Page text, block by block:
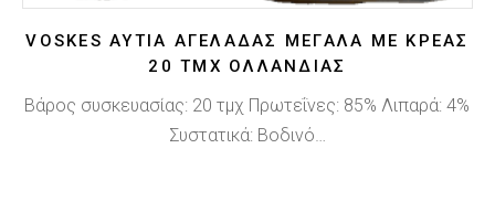
VOSKES ΑΥΤΙΆ ΑΓΕΛΆΔΑΣ ΜΕΓΆΛΑ ΜΕ ΚΡΈΑΣ
20 ΤΜΧ ΟΛΛΑΝΔΊΑΣ
Βάρος συσκευασίας: 20 τμχ Πρωτεΐνες: 85% Λιπαρά: 4%
Συστατικά: Βοδινό…